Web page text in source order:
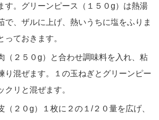
す。グリーンピース（１５０g）は熱湯
で、ザルに上げ、熱いうちに塩をふりま
っておきます。
（２５０g）と合わせ調味料を入れ、粘
り混ぜます。１の玉ねぎとグリーンピー
クリと混ぜます。
（２０g）１枚に２の１/２０量を広げ、